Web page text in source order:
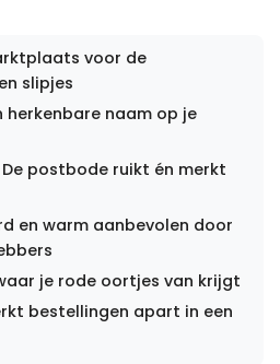
voor de
slipjes
herkenbare naam op je
postbode ruikt én merkt
en warm aanbevolen door
je rode oortjes van krijgt
bestellingen apart in een